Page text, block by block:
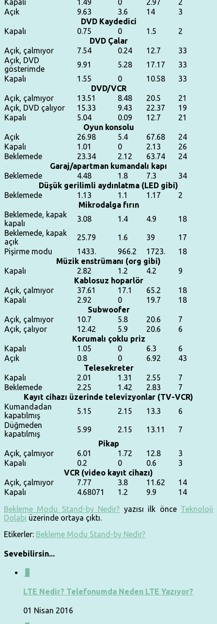
Kapalı
1.49 0 2.97
2
Açık
9.63 3.6 14
3
DVD Kaydedici
Kapalı
0.75 0 1.5
2
DVD Çalar
Açık, çalmıyor
7.54 0.24 12.7
33
Açık, DVD
gösterimde
9.91 5.28 17.17
33
Kapalı
1.55 0 10.58
33
DVD/VCR
Açık, çalmıyor
13.51 8.48 20.5
21
Açık, DVD çalıyor
15.33 9.43 22.37
19
Kapalı
5.04 0.09 12.7
21
Oyun konsolu
Açık
26.98 5.4 67.68
24
Kapalı
1.01 0 2.13
26
Beklemede
23.34 2.12 63.74
24
Garaj/apartman kumandalı kapı
Beklemede
4.48 1.8 7.3
34
Düşük gerilimli aydınlatma (LED gibi)
Beklemede
1.13 1.1 1.17
2
Mikrodalga fırın
Beklemede, kapak
kapalı
3.08 1.4 4.9
18
Beklemede, kapak
açık
25.79 1.6 39
17
Pişirme modu
1433. 966.2 1723.
18
Müzik enstrümanı (org gibi)
Kapalı
2.82 1.2 4.2
9
Kablosuz hoparlör
Açık, çalmıyor
37.61 17.1 65.2
18
Kapalı
2.92 0 19.7
18
Subwoofer
Açık, çalmıyor
10.7 5.8 20.6
7
Açık, çalıyor
12.42 5.9 20.6
6
Korumalı çoklu priz
Kapalı
1.05 0 6.3
6
Açık
0.8 0 6.92
43
Telesekreter
Kapalı
2.01 1.31 2.55
7
Beklemede
2.25 1.42 2.83
7
Kayıt cihazı üzerinde televizyonlar (TV-VCR)
Kumandadan
kapatılmış
5.15 2.15 13.3
6
Düğmeden
kapatılmış
5.99 2.15 13.11
7
Pikap
Açık, çalmıyor
6.01 1.72 12.8
3
Kapalı
0.2 0 0.6
3
VCR (video kayıt cihazı)
Açık, çalmıyor
7.77 3.8 11.62
14
Kapalı
4.68071 1.2 9.9
14
Bekleme Modu Stand-by Nedir? yazısı ilk önce Teknoloji
Dolabı üzerinde ortaya çıktı.
Etikerler: Bekleme Modu Stand-by Nedir?
Sevebilirsin...
LTE Nedir? Telefonumda Neden LTE Yazıyor?
01 Nisan 2016